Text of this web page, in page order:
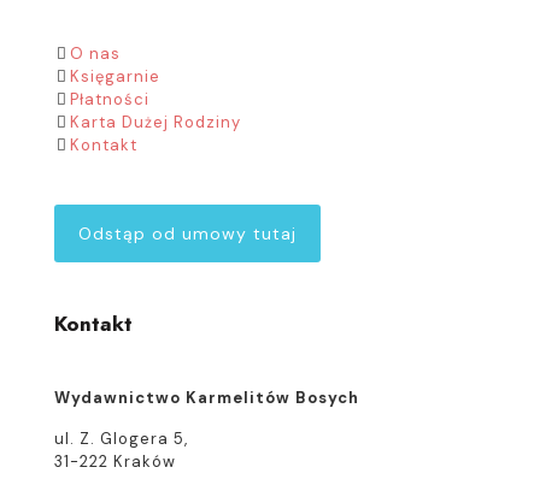
O nas
Księgarnie
Płatności
Karta Dużej Rodziny
Kontakt
Odstąp od umowy tutaj
Kontakt
Wydawnictwo Karmelitów Bosych
ul. Z. Glogera 5,
31-222 Kraków